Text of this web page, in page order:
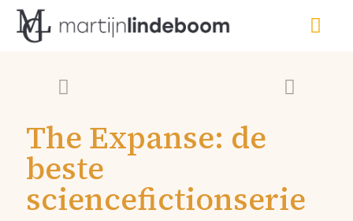
The Expanse: de
beste
sciencefictionserie